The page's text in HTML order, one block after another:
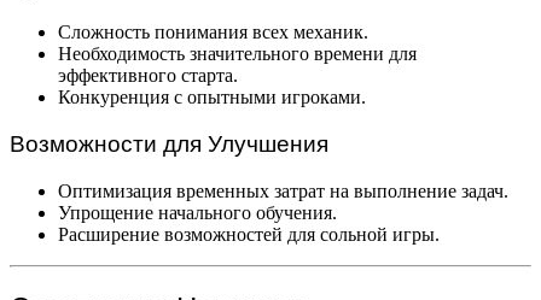
Сложность понимания всех механик.
Необходимость значительного времени для
эффективного старта.
Конкуренция с опытными игроками.
Возможности для Улучшения
Оптимизация временных затрат на выполнение задач.
Упрощение начального обучения.
Расширение возможностей для сольной игры.